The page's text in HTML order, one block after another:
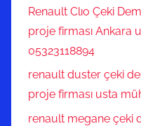
Renault Clıo Çeki
proje firması Ankara
05323118894
renault duster çeki
proje firması usta
renault megane çeki